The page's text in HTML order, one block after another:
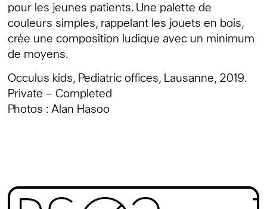
pour les jeunes patients. Une palette de
couleurs simples, rappelant les jouets en bois,
crée une composition ludique avec un minimum
de moyens.
Occulus kids, Pediatric offices, Lausanne, 2019.
Private – Completed
Photos : Alan Hasoo